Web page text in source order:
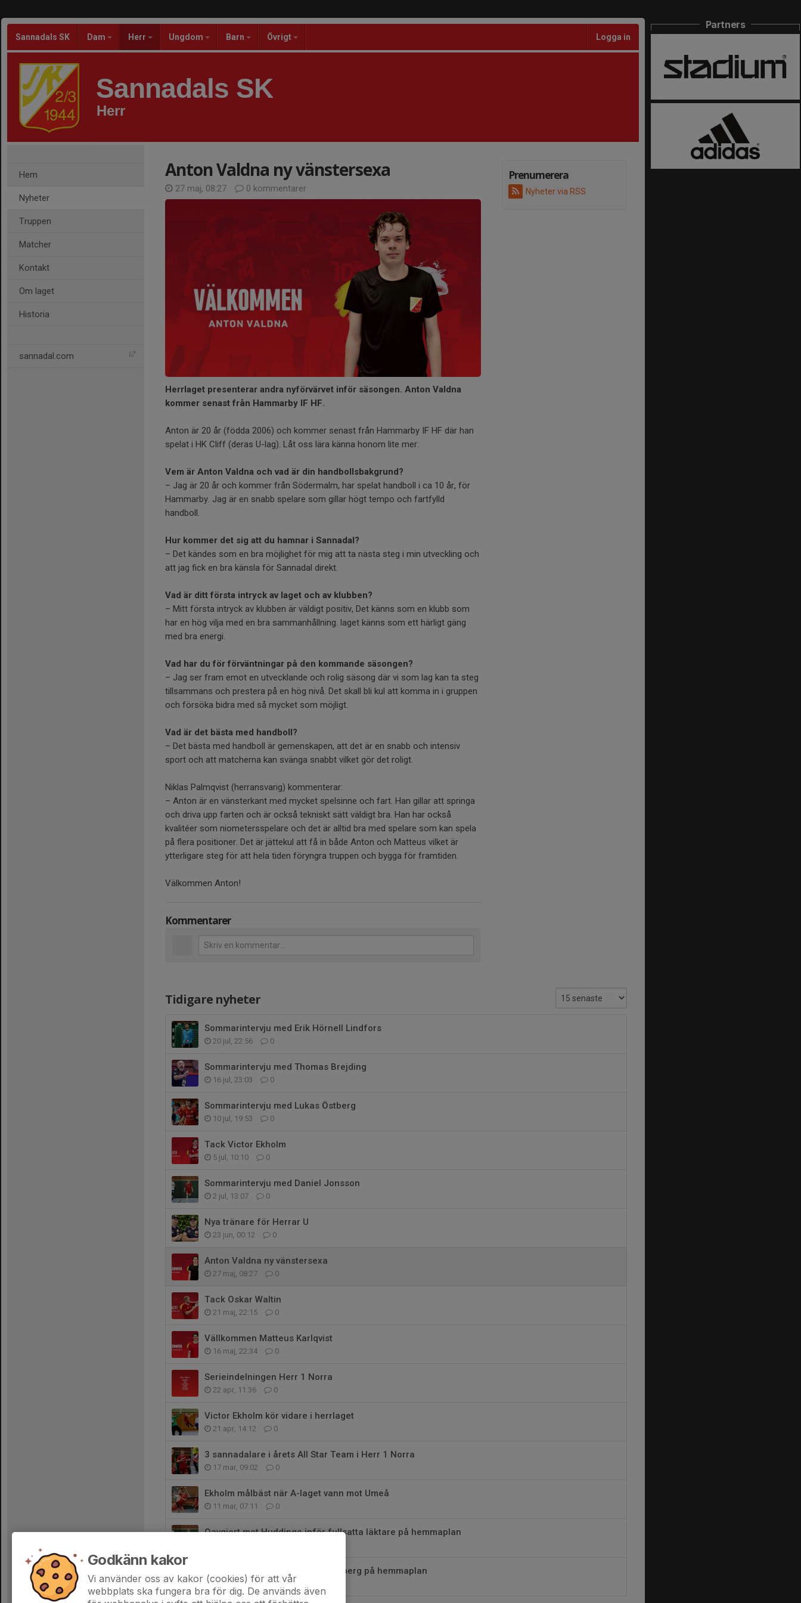
Sannadals SK Dam Herr Ungdom Barn Övrigt Logga in
Sannadals SK
Herr
Hem
Nyheter
Truppen
Matcher
Kontakt
Om laget
Historia
sannadal.com
Prenumerera
Nyheter via RSS
Anton Valdna ny vänstersexa
27 maj, 08:27 0 kommentarer
Herrlaget presenterar andra nyförvärvet inför säsongen. Anton Valdna
kommer senast från Hammarby IF HF.
Anton är 20 år (födda 2006) och kommer senast från Hammarby IF HF där han
spelat i HK Cliff (deras U-lag). Låt oss lära känna honom lite mer:
Vem är Anton Valdna och vad är din handbollsbakgrund?
– Jag är 20 år och kommer från Södermalm, har spelat handboll i ca 10 år, för
Hammarby. Jag är en snabb spelare som gillar högt tempo och fartfylld
handboll.
Hur kommer det sig att du hamnar i Sannadal?
– Det kändes som en bra möjlighet för mig att ta nästa steg i min utveckling och
att jag fick en bra känsla för Sannadal direkt.
Vad är ditt första intryck av laget och av klubben?
– Mitt första intryck av klubben är väldigt positiv, Det känns som en klubb som
har en hög vilja med en bra sammanhållning. laget känns som ett härligt gäng
med bra energi.
Vad har du för förväntningar på den kommande säsongen?
– Jag ser fram emot en utvecklande och rolig säsong där vi som lag kan ta steg
tillsammans och prestera på en hög nivå. Det skall bli kul att komma in i gruppen
och försöka bidra med så mycket som möjligt.
Vad är det bästa med handboll?
– Det bästa med handboll är gemenskapen, att det är en snabb och intensiv
sport och att matcherna kan svänga snabbt vilket gör det roligt.
Niklas Palmqvist (herransvarig) kommenterar:
– Anton är en vänsterkant med mycket spelsinne och fart. Han gillar att springa
och driva upp farten och är också tekniskt sätt väldigt bra. Han har också
kvalitéer som niometersspelare och det är alltid bra med spelare som kan spela
på flera positioner. Det är jättekul att få in både Anton och Matteus vilket är
ytterligare steg för att hela tiden föryngra truppen och bygga för framtiden.
Välkommen Anton!
Kommentarer
Tidigare nyheter
Sommarintervju med Erik Hörnell Lindfors
20 jul, 22:56 0
Sommarintervju med Thomas Brejding
16 jul, 23:03 0
Sommarintervju med Lukas Östberg
10 jul, 19:53 0
Tack Victor Ekholm
5 jul, 10:10 0
Sommarintervju med Daniel Jonsson
2 jul, 13:07 0
Nya tränare för Herrar U
23 jun, 00:12 0
Anton Valdna ny vänstersexa
27 maj, 08:27 0
Tack Oskar Waltin
21 maj, 22:15 0
Vällkommen Matteus Karlqvist
16 maj, 22:34 0
Serieindelningen Herr 1 Norra
22 apr, 11:36 0
Victor Ekholm kör vidare i herrlaget
21 apr, 14:12 0
3 sannadalare i årets All Star Team i Herr 1 Norra
17 mar, 09:02 0
Ekholm målbäst när A-laget vann mot Umeå
11 mar, 07:11 0
Oavgjort mot Huddinge inför fullsatta läktare på hemmaplan
Sannadal slog serietvåan Lindesberg på hemmaplan
17 feb, 13:42 0
Partners
Godkänn kakor
Vi använder oss av kakor (cookies) för att vår
webbplats ska fungera bra för dig. De används även